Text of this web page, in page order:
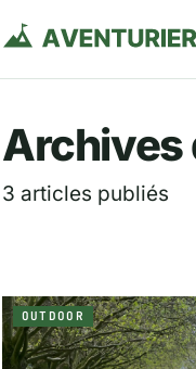
Archives
3 articles publiés
OUTDOOR